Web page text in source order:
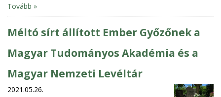
Tovább »
Méltó sírt állított Ember Győzőnek a
Magyar Tudományos Akadémia és a
Magyar Nemzeti Levéltár
2021.05.26.